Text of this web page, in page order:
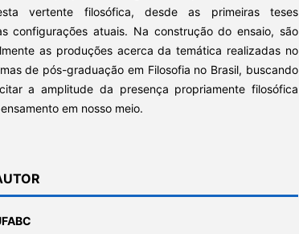
vertente filosófica, desde as primeiras teses
configurações atuais. Na construção do ensaio, são
as produções acerca da temática realizadas no
de pós-graduação em Filosofia no Brasil, buscando
a amplitude da presença propriamente filosófica
em nosso meio.